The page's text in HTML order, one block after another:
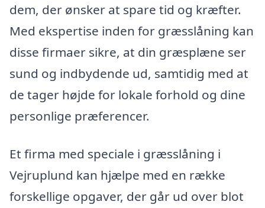
dem, der ønsker at spare tid og kræfter.
Med ekspertise inden for græsslåning kan
disse firmaer sikre, at din græsplæne ser
sund og indbydende ud, samtidig med at
de tager højde for lokale forhold og dine
personlige præferencer.
Et firma med speciale i græsslåning i
Vejruplund kan hjælpe med en række
forskellige opgaver, der går ud over blot